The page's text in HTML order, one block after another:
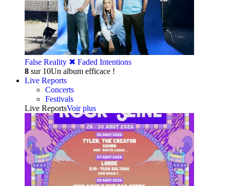
False Reality ✖︎ Faded Intentions
8 sur 10Un album efficace !
Live Reports
Concerts
Festivals
Live ReportsVoir plus